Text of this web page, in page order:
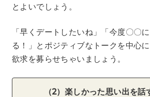
とよいでしょう。
「早くデートしたいね」「今度〇〇
る！」とポジティブなトークを中心
欲求を募らせちゃいましょう。
（2）楽しかった思い出を話